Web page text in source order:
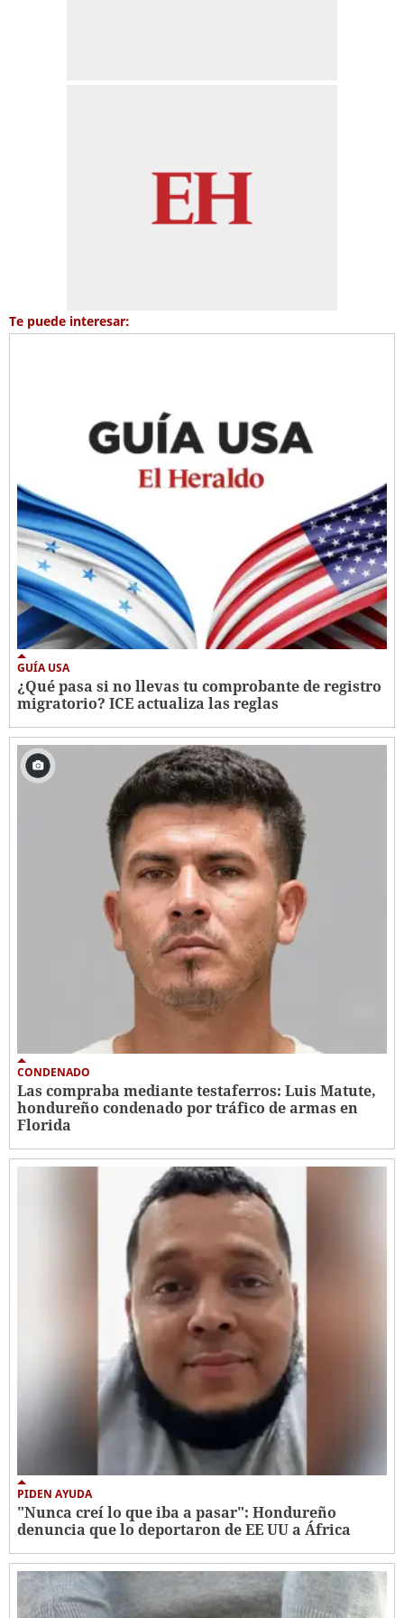
Te puede interesar:
GUÍA USA
¿Qué pasa si no llevas tu comprobante de registro
migratorio? ICE actualiza las reglas
CONDENADO
Las compraba mediante testaferros: Luis Matute,
hondureño condenado por tráfico de armas en
Florida
PIDEN AYUDA
"Nunca creí lo que iba a pasar": Hondureño
denuncia que lo deportaron de EE UU a África